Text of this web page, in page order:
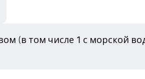
(в том числе 1 с морской